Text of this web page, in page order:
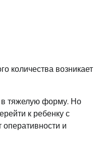
количества возникает
в тяжелую форму. Но
к ребенку с
и